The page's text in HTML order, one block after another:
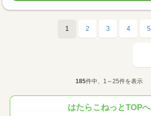
1 2 3 4 5
185件中、1～25件を表示
はたらこねっとTOPへ